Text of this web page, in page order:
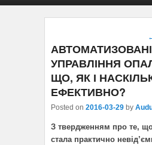
УПРАВЛІННЯ
ЩО, ЯК І
ЕФЕКТИВНО?
Posted on 2016-03-29 by
З твердженням про те, що
стала практично